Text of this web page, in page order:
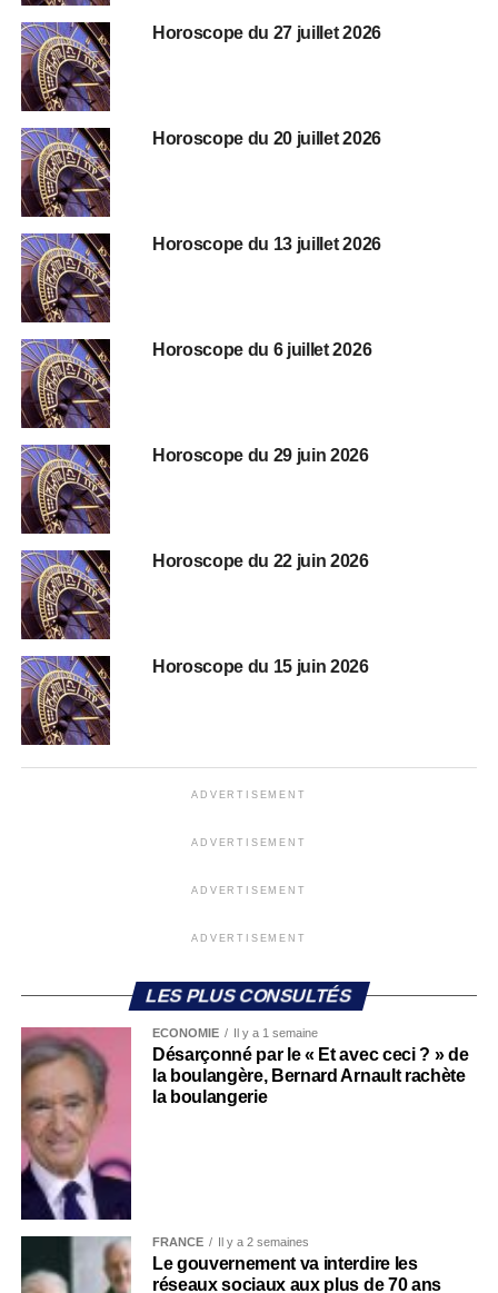
Horoscope du 27 juillet 2026
Horoscope du 20 juillet 2026
Horoscope du 13 juillet 2026
Horoscope du 6 juillet 2026
Horoscope du 29 juin 2026
Horoscope du 22 juin 2026
Horoscope du 15 juin 2026
ADVERTISEMENT
ADVERTISEMENT
ADVERTISEMENT
ADVERTISEMENT
LES PLUS CONSULTÉS
ECONOMIE Il y a 1 semaine
Désarçonné par le « Et avec ceci ? » de
la boulangère, Bernard Arnault rachète
la boulangerie
FRANCE Il y a 2 semaines
Le gouvernement va interdire les
réseaux sociaux aux plus de 70 ans